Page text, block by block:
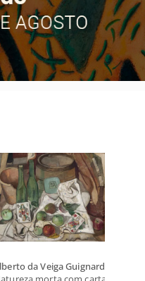
da Veiga Guignard